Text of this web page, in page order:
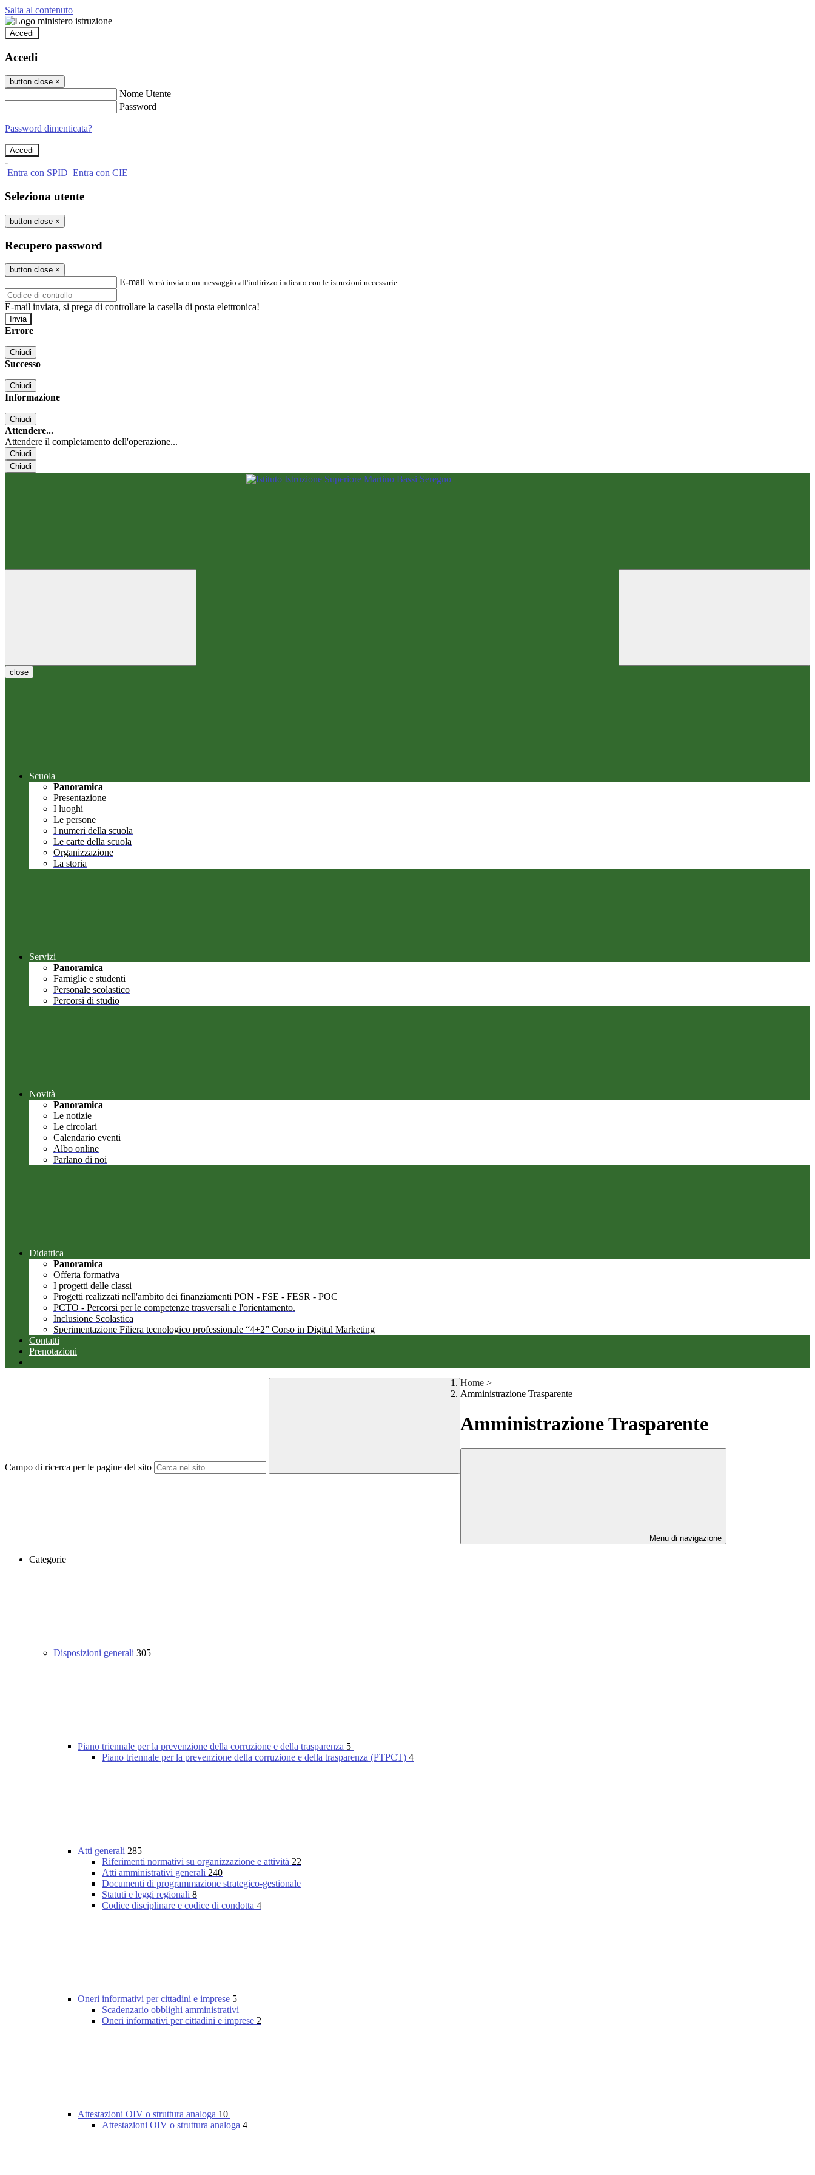
Salta al contenuto
Accedi
Accedi
button close ×
Nome Utente
Password
Password dimenticata?
-
Entra con SPID Entra con CIE
Seleziona utente
button close ×
Recupero password
button close ×
E-mail Verrà inviato un messaggio all'indirizzo indicato con le istruzioni necessarie.
E-mail inviata, si prega di controllare la casella di posta elettronica!
Errore
Chiudi
Successo
Chiudi
Informazione
Chiudi
Attendere...
Attendere il completamento dell'operazione...
Chiudi
Chiudi
close
Scuola
Panoramica
Presentazione
I luoghi
Le persone
I numeri della scuola
Le carte della scuola
Organizzazione
La storia
Servizi
Panoramica
Famiglie e studenti
Personale scolastico
Percorsi di studio
Novità
Panoramica
Le notizie
Le circolari
Calendario eventi
Albo online
Parlano di noi
Didattica
Panoramica
Offerta formativa
I progetti delle classi
Progetti realizzati nell'ambito dei finanziamenti PON - FSE - FESR - POC
PCTO - Percorsi per le competenze trasversali e l'orientamento.
Inclusione Scolastica
Sperimentazione Filiera tecnologico professionale “4+2” Corso in Digital Marketing
Contatti
Prenotazioni
Campo di ricerca per le pagine del sito
Home >
Amministrazione Trasparente
Amministrazione Trasparente
Menu di navigazione
Categorie
Disposizioni generali 305
Piano triennale per la prevenzione della corruzione e della trasparenza 5
Piano triennale per la prevenzione della corruzione e della trasparenza (PTPCT) 4
Atti generali 285
Riferimenti normativi su organizzazione e attività 22
Atti amministrativi generali 240
Documenti di programmazione strategico-gestionale
Statuti e leggi regionali 8
Codice disciplinare e codice di condotta 4
Oneri informativi per cittadini e imprese 5
Scadenzario obblighi amministrativi
Oneri informativi per cittadini e imprese 2
Attestazioni OIV o struttura analoga 10
Attestazioni OIV o struttura analoga 4